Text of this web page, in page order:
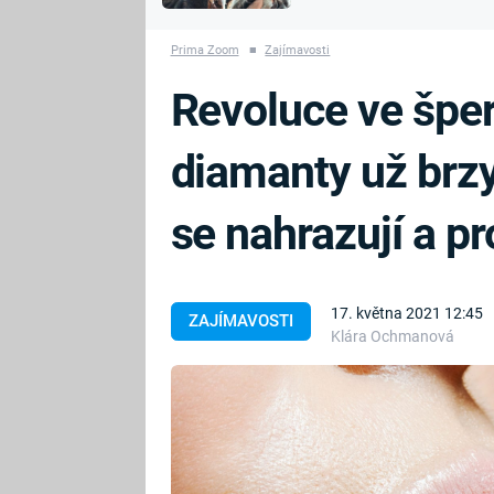
PRVNÍ SVĚTOVÁ
BRITSKÁ
RODINA
Prima Zoom ■ Zajímavosti
ZAJÍMAVOSTI
17. května 2021 12:45
Klára Ochmanová
Revoluce ve
diamanty už
se nahrazují a